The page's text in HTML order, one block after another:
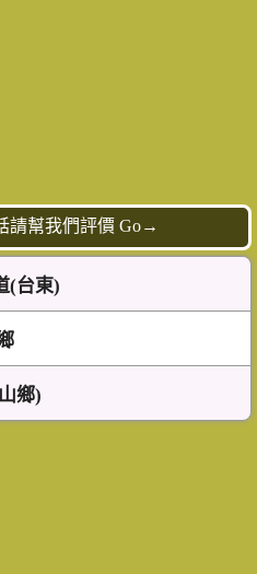
請幫我們評價 Go→
(台東)
鄉)